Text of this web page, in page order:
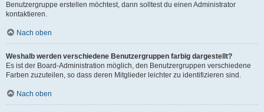
Benutzergruppe erstellen möchtest, dann solltest du einen Administrator
kontaktieren.
Nach oben
Weshalb werden verschiedene Benutzergruppen farbig dargestellt?
Es ist der Board-Administration möglich, den Benutzergruppen verschiedene
Farben zuzuteilen, so dass deren Mitglieder leichter zu identifizieren sind.
Nach oben